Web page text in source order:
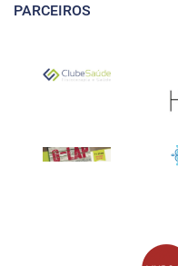
PARCEIROS